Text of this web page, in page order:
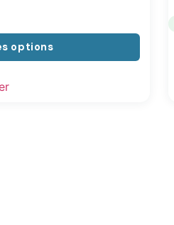
options